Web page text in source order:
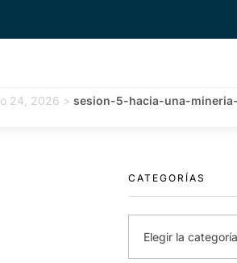
24, 2026 > sesion-5-hacia-una-
CATEGORÍAS